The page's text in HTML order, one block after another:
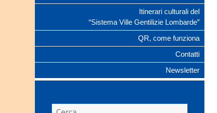
Itinerari culturali del
“Sistema Ville Gentilizie Lombarde”
QR, come funziona
Contatti
Newsletter
Ricerca